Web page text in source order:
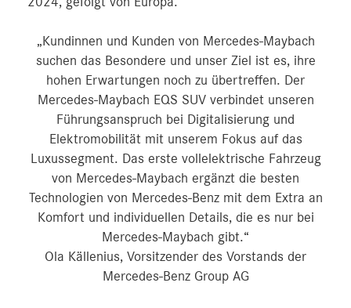
„Kundinnen und Kunden von Mercedes-Maybach
suchen das Besondere und unser Ziel ist es, ihre
hohen Erwartungen noch zu übertreffen. Der
Mercedes-Maybach EQS SUV verbindet unseren
Führungsanspruch bei Digitalisierung und
Elektromobilität mit unserem Fokus auf das
Luxussegment. Das erste vollelektrische Fahrzeug
von Mercedes-Maybach ergänzt die besten
Technologien von Mercedes-Benz mit dem Extra an
Komfort und individuellen Details, die es nur bei
Mercedes-Maybach gibt.“
Ola Källenius, Vorsitzender des Vorstands der
Mercedes-Benz Group AG